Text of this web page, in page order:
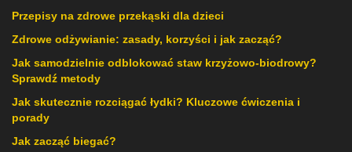
Przepisy na zdrowe przekąski dla dzieci
Zdrowe odżywianie: zasady, korzyści i jak zacząć?
Jak samodzielnie odblokować staw krzyżowo-biodrowy?
Sprawdź metody
Jak skutecznie rozciągać łydki? Kluczowe ćwiczenia i
porady
Jak zacząć biegać?